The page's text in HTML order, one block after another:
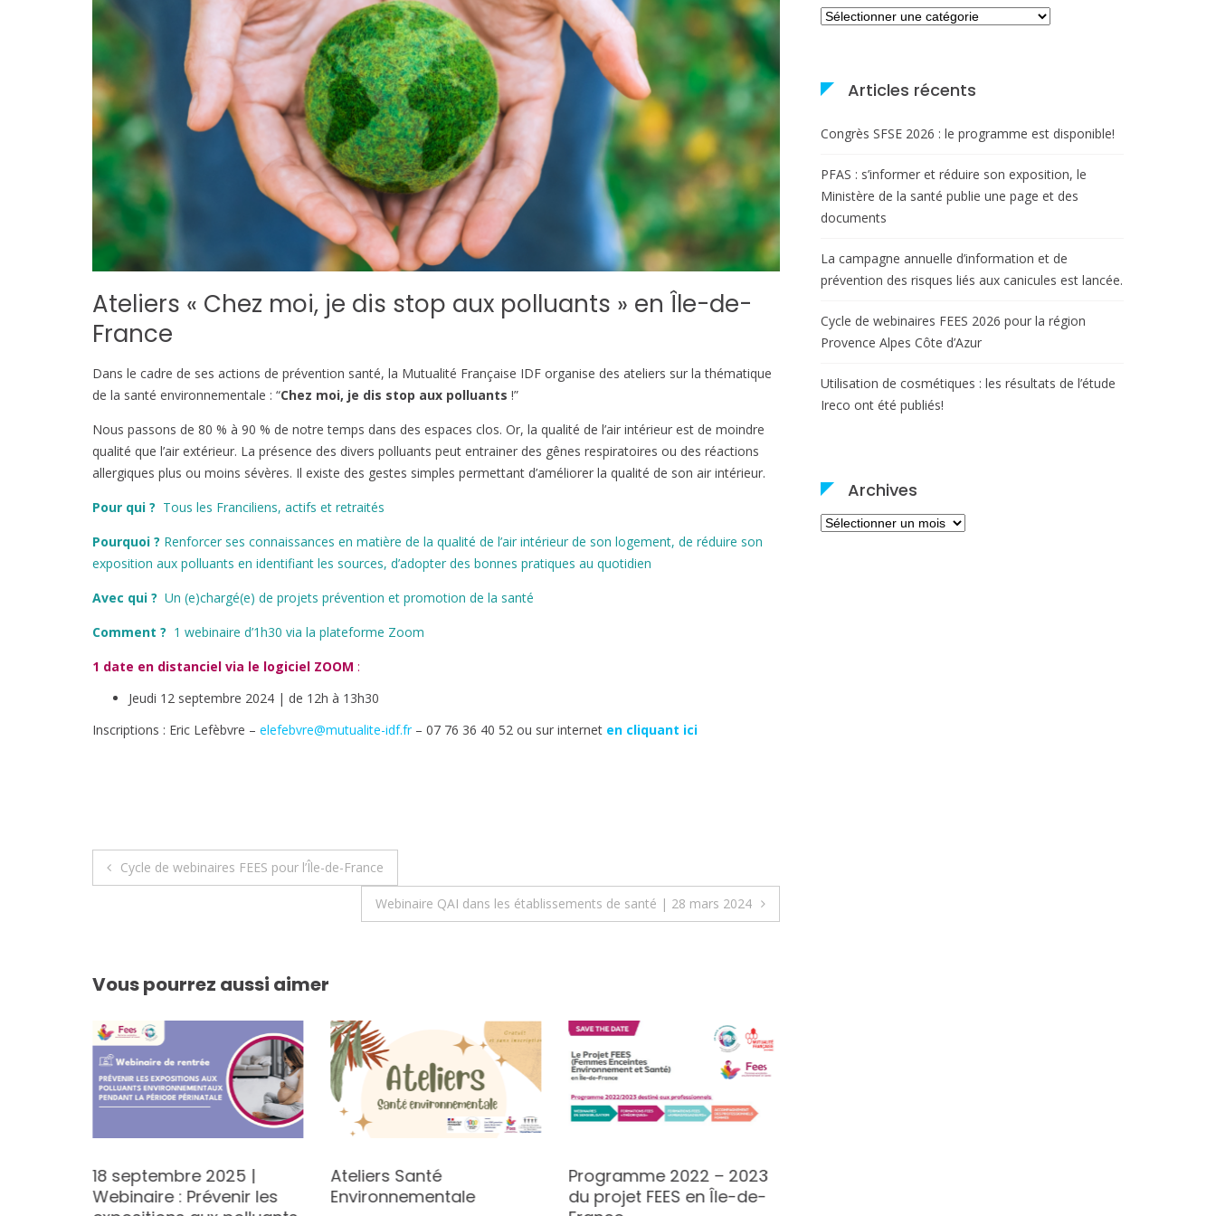
Ateliers « Chez moi, je dis stop aux polluants » en Île-de-
France
Dans le cadre de ses actions de prévention santé, la Mutualité Française IDF organise des ateliers sur la thématique
de la santé environnementale : “Chez moi, je dis stop aux polluants !”
Nous passons de 80 % à 90 % de notre temps dans des espaces clos. Or, la qualité de l’air intérieur est de moindre
qualité que l’air extérieur. La présence des divers polluants peut entrainer des gênes respiratoires ou des réactions
allergiques plus ou moins sévères. Il existe des gestes simples permettant d’améliorer la qualité de son air intérieur.
Pour qui ? Tous les Franciliens, actifs et retraités
Pourquoi ? Renforcer ses connaissances en matière de la qualité de l’air intérieur de son logement, de réduire son
exposition aux polluants en identifiant les sources, d’adopter des bonnes pratiques au quotidien
Avec qui ? Un (e)chargé(e) de projets prévention et promotion de la santé
Comment ? 1 webinaire d’1h30 via la plateforme Zoom
1 date en distanciel via le logiciel ZOOM :
Jeudi 12 septembre 2024 | de 12h à 13h30
Inscriptions : Eric Lefèbvre – elefebvre@mutualite-idf.fr– 07 76 36 40 52 ou sur internet en cliquant ici
Navigation
Cycle de webinaires FEES pour l’Île-de-France
Webinaire QAI dans les établissements de santé | 28 mars 2024
Vous pourrez aussi aimer
18 septembre 2025 |
Webinaire : Prévenir les
Ateliers Santé
Environnementale
Programme 2022 – 2023
du projet FEES en Île-de-
Catégories
Articles récents
Congrès SFSE 2026 : le programme est disponible!
PFAS : s’informer et réduire son exposition, le
Ministère de la santé publie une page et des
documents
La campagne annuelle d’information et de
prévention des risques liés aux canicules est lancée.
Cycle de webinaires FEES 2026 pour la région
Provence Alpes Côte d’Azur
Utilisation de cosmétiques : les résultats de l’étude
Ireco ont été publiés!
Archives
Archives